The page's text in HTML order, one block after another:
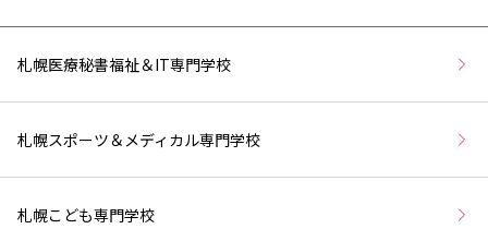
札幌医療秘書福祉＆IT専門学校
札幌スポーツ＆メディカル専門学校
札幌こども専門学校